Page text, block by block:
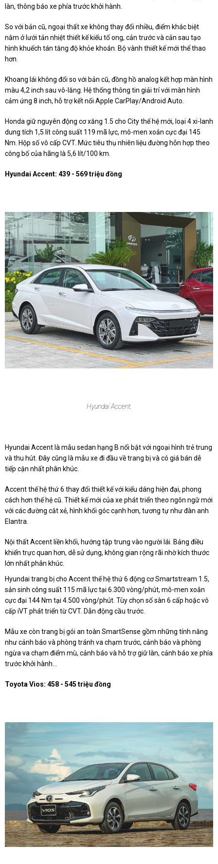
làn, thông báo xe phía trước khởi hành.
So với bản cũ, ngoại thất xe không thay đổi nhiều, điểm khác biệt
nằm ở lưới tản nhiệt thiết kế kiểu tổ ong, cản trước và cản sau tạo
hình khuếch tán tăng độ khỏe khoắn. Bộ vành thiết kế mới thể thao
hơn.
Khoang lái không đổi so với bản cũ, đồng hồ analog kết hợp màn hình
màu 4,2 inch sau vô-lăng. Hệ thống thông tin giải trí với màn hình
cảm ứng 8 inch, hỗ trợ kết nối Apple CarPlay/Android Auto.
Honda giữ nguyên động cơ xăng 1.5 cho City thế hệ mới, loại 4 xi-lanh
dung tích 1,5 lít công suất 119 mã lực, mô-men xoắn cực đại 145
Nm. Hộp số vô cấp CVT. Mức tiêu thụ nhiên liệu đường hỗn hợp theo
công bố của hãng là 5,6 lít/100 km.
Hyundai Accent: 439 - 569 triệu đồng
Hyundai Accent.
Hyundai Accent là mẫu sedan hạng B nổi bật với ngoại hình trẻ trung
và thu hút. Đây cũng là mẫu xe đi đầu về trang bị và có giá bán dễ
tiếp cận nhất phân khúc.
Accent thế hệ thứ 6 thay đổi thiết kế với kiểu dáng hiện đại, phong
cách hơn thế hệ cũ. Thiết kế mới của xe phát triển theo ngôn ngữ mới
với các đường cắt xẻ, hình khối góc cạnh hơn, tương tự như đàn anh
Elantra.
Nội thất Accent liền khối, hướng tập trung vào người lái. Bảng điều
khiển trực quan hơn, dễ sử dụng, không gian rộng rãi nhờ kích thước
lớn nhất phân khúc.
Hyundai trang bị cho Accent thế hệ thứ 6 động cơ Smartstream 1.5,
sản sinh công suất 115 mã lực tại 6.300 vòng/phút, mô-men xoắn
cực đại 144 Nm tại 4.500 vòng/phút. Tùy chọn số sàn 6 cấp hoặc vô
cấp iVT phát triển từ CVT. Dẫn động cầu trước.
Mẫu xe còn trang bị gói an toàn SmartSense gồm những tính năng
như cảnh báo và phòng tránh va chạm trước, cảnh báo và phòng
ngừa va chạm điểm mù, cảnh báo và hỗ trợ giữ làn, cảnh báo xe phía
trước khởi hành...
Toyota Vios: 458 - 545 triệu đồng